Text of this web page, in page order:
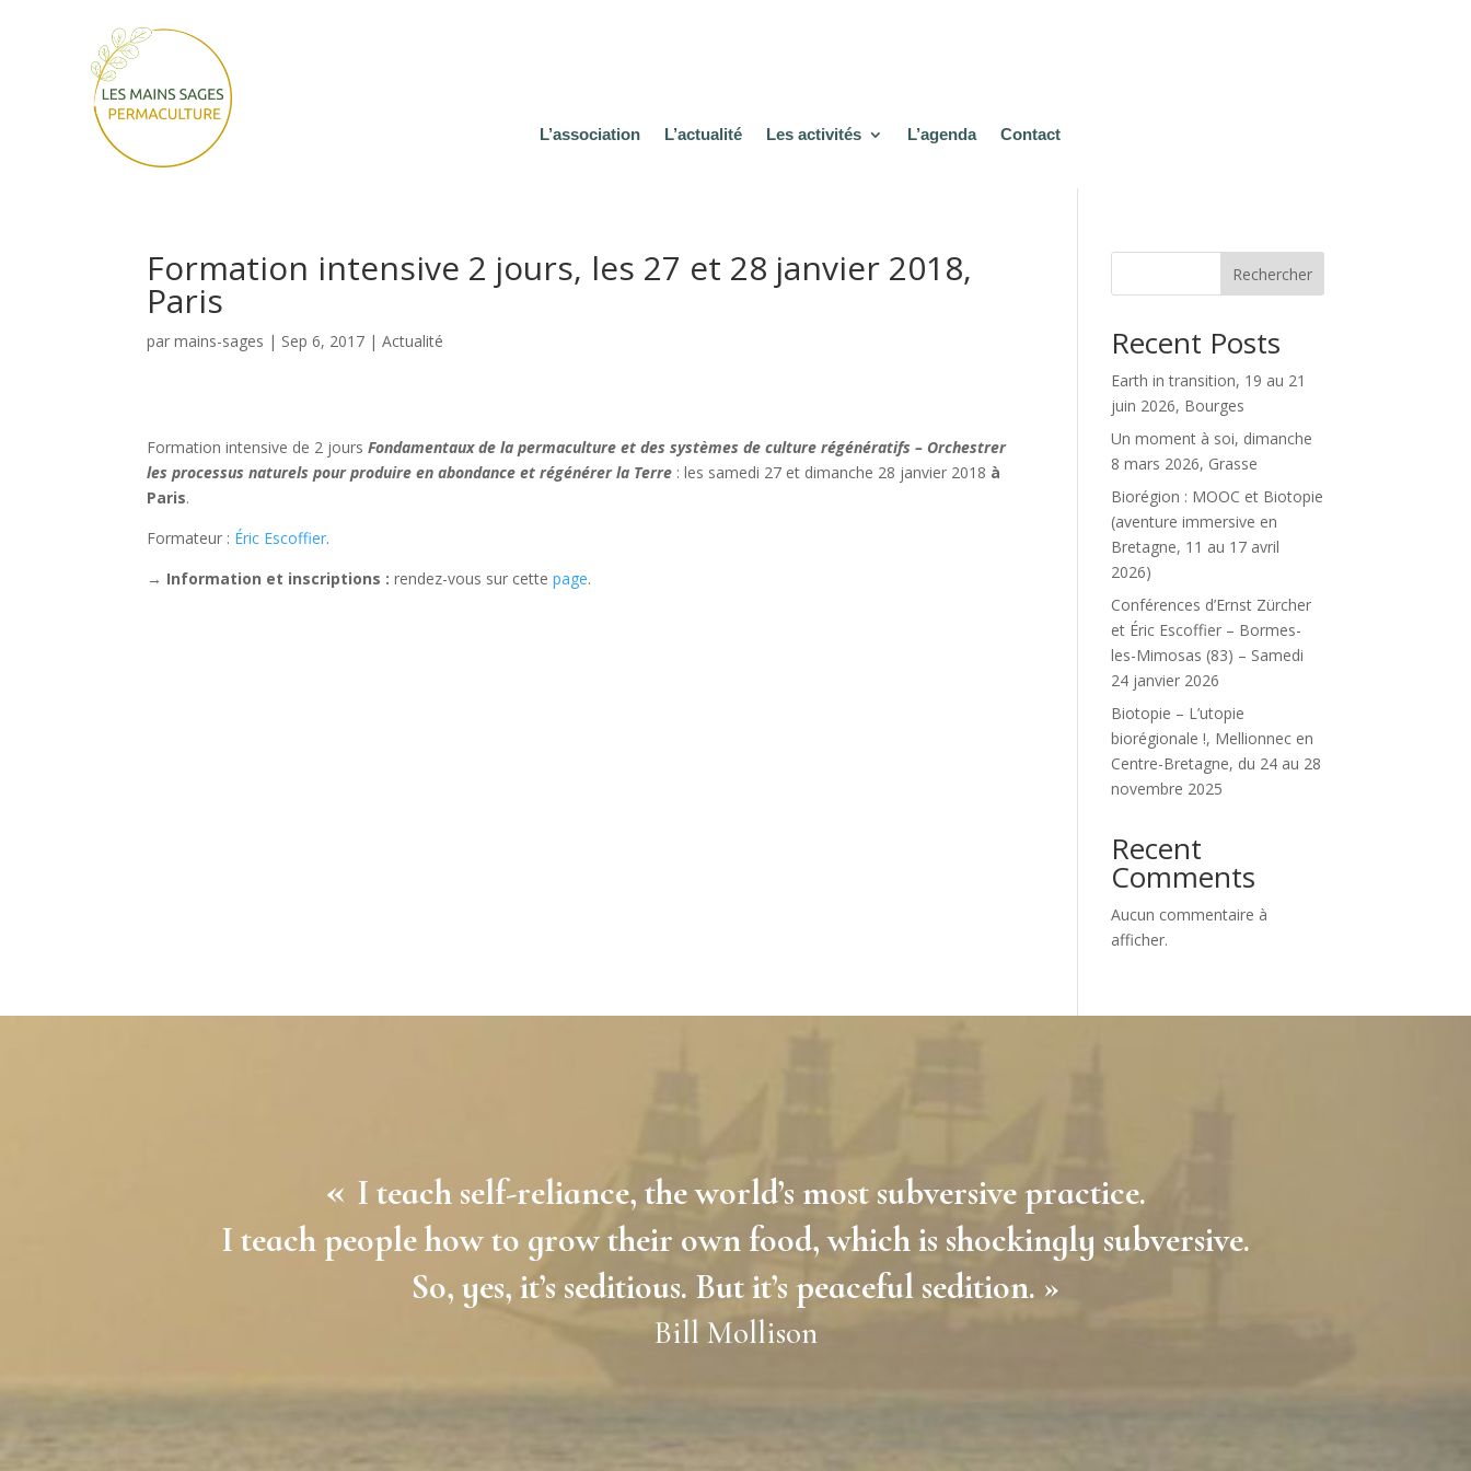
L’association L’actualité Les activités L’agenda Contact
Formation intensive 2 jours, les 27 et 28 janvier 2018,
Paris
parmains-sages | Sep 6, 2017 |Actualité
Formation intensive de 2 jours Fondamentaux de la permaculture et des systèmes de culture régénératifs – Orchestrer
les processus naturels pour produire en abondance et régénérer la Terre : les samedi 27 et dimanche 28 janvier 2018 à
Paris.
Formateur : Éric Escoffier.
→ Information et inscriptions : rendez-vous sur cettepage.
Rechercher
Recent Posts
Earth in transition, 19 au 21
juin 2026, Bourges
Un moment à soi, dimanche
8 mars 2026, Grasse
Biorégion : MOOC et Biotopie
(aventure immersive en
Bretagne, 11 au 17 avril
2026)
Conférences d’Ernst Zürcher
et Éric Escoffier – Bormes-
les-Mimosas (83) – Samedi
24 janvier 2026
Biotopie – L’utopie
biorégionale !, Mellionnec en
Centre-Bretagne, du 24 au 28
novembre 2025
Recent
Comments
Aucun commentaire à
afficher.
« I teach self-reliance, the world’s most subversive practice.
I teach people how to grow their own food, which is shockingly subversive.
So, yes, it’s seditious. But it’s peaceful sedition. »
Bill Mollison